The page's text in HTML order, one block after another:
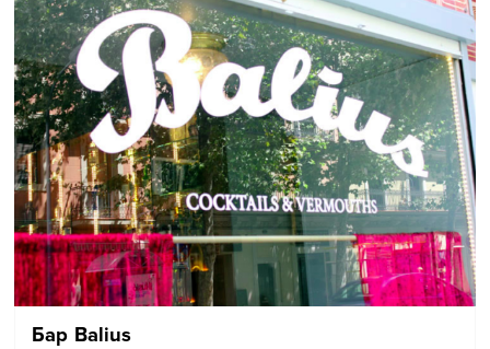
Бар Balius